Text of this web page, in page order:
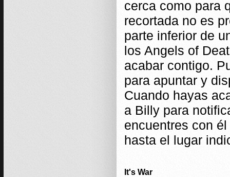
cerca como para
recortada no es
parte inferior de
los Angels of
acabar contigo.
para apuntar y
Cuando hayas
a Billy para
encuentres con
hasta el lugar
It's War